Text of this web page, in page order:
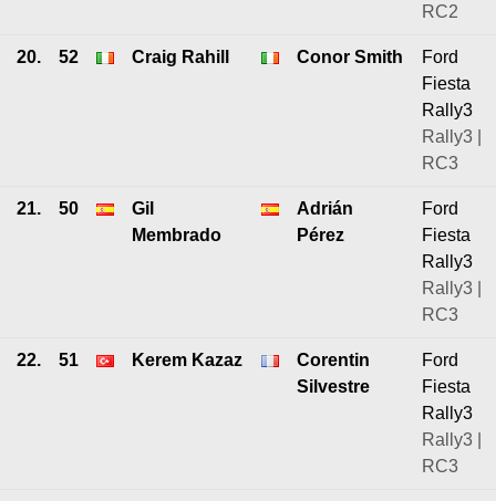
RC2
20. 52 Craig Rahill Conor Smith
Ford
Fiesta
Rally3
Rally3 |
RC3
21. 50
Gil
Membrado
Adrián
Pérez
Ford
Fiesta
Rally3
Rally3 |
RC3
22. 51 Kerem Kazaz
Corentin
Silvestre
Ford
Fiesta
Rally3
Rally3 |
RC3